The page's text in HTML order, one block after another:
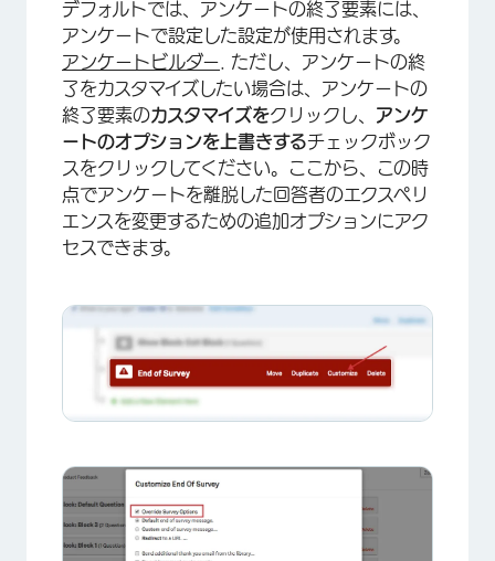
×
×
デフォルトでは、アンケートの終了要素には、
アンケートで設定した設定が使用されます。
アンケートビルダー . ただし、アンケートの終
了をカスタマイズしたい場合は、アンケートの
終了要素のカスタマイズをクリックし、 アンケ
ートのオプションを上書きするチェックボック
スをクリックしてください。ここから、この時
点でアンケートを離脱した回答者のエクスペリ
エンスを変更するための追加オプションにアク
セスできます。